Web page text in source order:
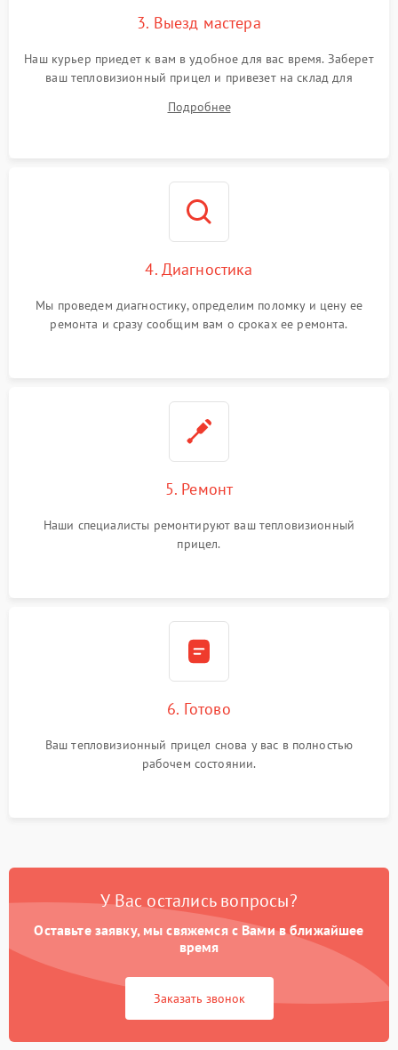
3. Выезд мастера
Наш курьер приедет к вам в удобное для вас время. Заберет
ваш тепловизионный прицел и привезет на склад для
Подробнее
4. Диагностика
Мы проведем диагностику, определим поломку и цену ее
ремонта и сразу сообщим вам о сроках ее ремонта.
5. Ремонт
Наши специалисты ремонтируют ваш тепловизионный
прицел.
6. Готово
Ваш тепловизионный прицел снова у вас в полностью
рабочем состоянии.
У Вас остались вопросы?
Оставьте заявку, мы свяжемся с Вами в ближайшее
время
Заказать звонок